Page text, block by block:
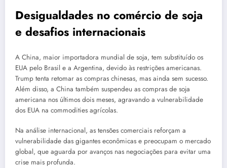
Desigualdades no comércio de soja
e desafios internacionais
A China, maior importadora mundial de soja, tem substituído os
EUA pelo Brasil e a Argentina, devido às restrições americanas.
Trump tenta retomar as compras chinesas, mas ainda sem sucesso.
Além disso, a China também suspendeu as compras de soja
americana nos últimos dois meses, agravando a vulnerabilidade
dos EUA na commodities agrícolas.
Na análise internacional, as tensões comerciais reforçam a
vulnerabilidade das gigantes econômicas e preocupam o mercado
global, que aguarda por avanços nas negociações para evitar uma
crise mais profunda.